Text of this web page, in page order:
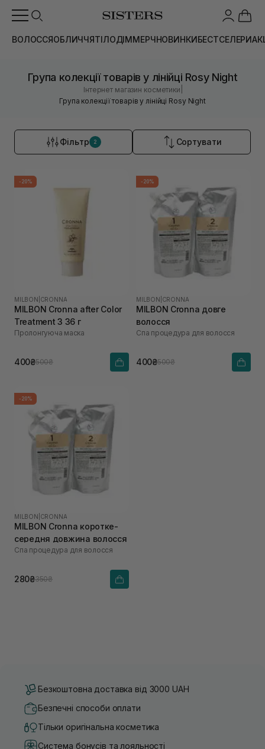
ВОЛОССЯОБЛИЧЧЯТІЛОДІММЕРЧНОВИНКИБЕСТСЕЛЕРИ
Група колекції товарів у лінійці Rosy Night
Інтернет магазин косметики
Група колекції товарів у лінійці Rosy Night
Фільтр 2 Сортувати
-20%
MILBON CRONNA
MILBON Cronna after Color
Treatment 3 36 г
Пролонгуюча маска
400₴500₴
-20%
MILBON CRONNA
MILBON Cronna довге
волосся
Спа процедура для волосся
400₴500₴
-20%
MILBON CRONNA
MILBON Cronna коротке-
середня довжина волосся
Спа процедура для волосся
280₴350₴
Безкоштовна доставка від 3000 UAH
Безпечні способи оплати
Тільки оригінальна косметика
Система бонусів та лояльності